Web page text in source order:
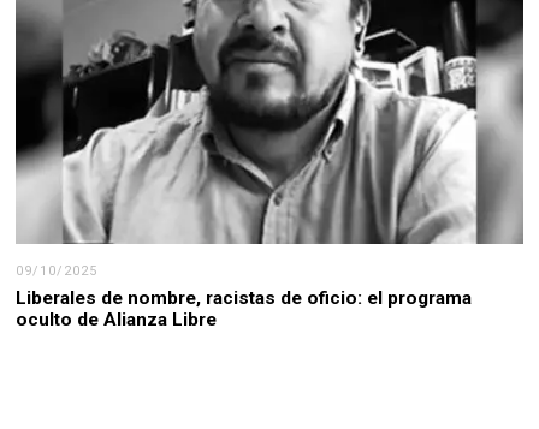
09/10/2025
Liberales de nombre, racistas de oficio: el programa
oculto de Alianza Libre